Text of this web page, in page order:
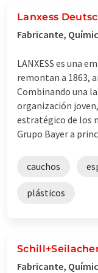
Lanxess
Fabricante,
LANXESS es una
remontan a 1863,
Combinando una
organización
estratégico de los
Grupo Bayer a
cauchos
plásticos
Fabricante,